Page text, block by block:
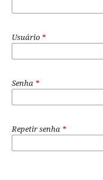
Usuário *
Senha *
Repetir senha *